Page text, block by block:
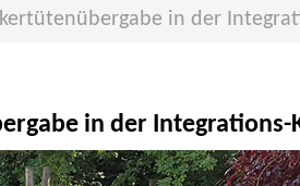
in der
in der